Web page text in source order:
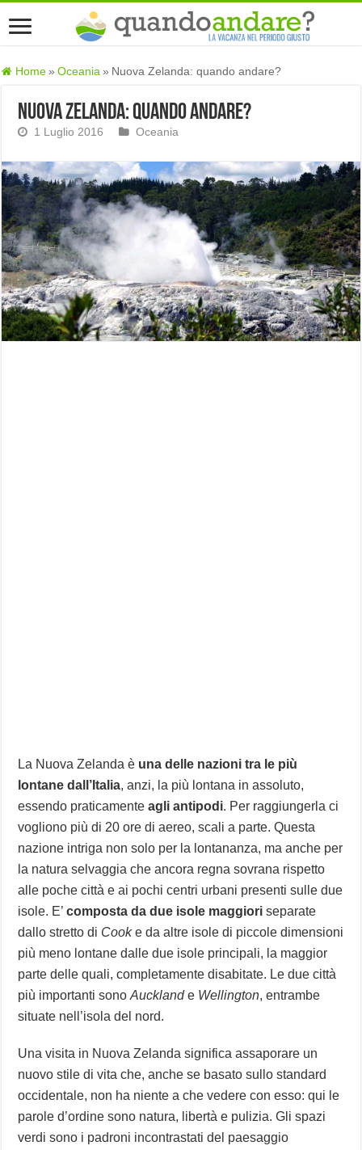
Home » Oceania » Nuova Zelanda: quando andare?
Nuova Zelanda: quando andare?
1 Luglio 2016 Oceania
La Nuova Zelanda è una delle nazioni tra le più
lontane dall’Italia, anzi, la più lontana in assoluto,
essendo praticamenteagli antipodi. Per raggiungerla ci
vogliono più di 20 ore di aereo, scali a parte. Questa
nazione intriga non solo per la lontananza, ma anche per
la natura selvaggia che ancora regna sovrana rispetto
alle poche città e ai pochi centri urbani presenti sulle due
isole. E’composta da due isole maggiori separate
dallo stretto di Cooke da altre isole di piccole dimensioni
più meno lontane dalle due isole principali, la maggior
parte delle quali, completamente disabitate. Le due città
più importanti sonoAucklande Wellington, entrambe
situate nell’isola del nord.
Una visita in Nuova Zelanda significa assaporare un
nuovo stile di vita che, anche se basato sullo standard
occidentale, non ha niente a che vedere con esso: qui le
parole d’ordine sono natura, libertà e pulizia. Gli spazi
verdi sono i padroni incontrastati del paesaggio